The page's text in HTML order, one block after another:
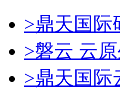
>鼎天国际
>磐云 云原
>鼎天国际